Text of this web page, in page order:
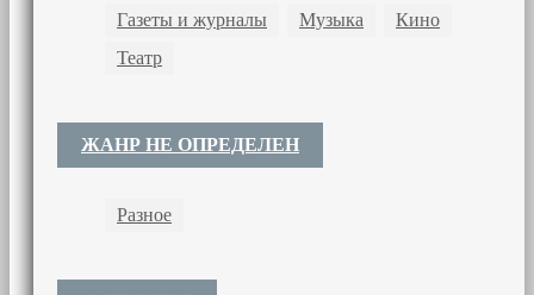
Газеты и журналы
Музыка
Кино
Театр
ЖАНР НЕ ОПРЕДЕЛЕН
Разное